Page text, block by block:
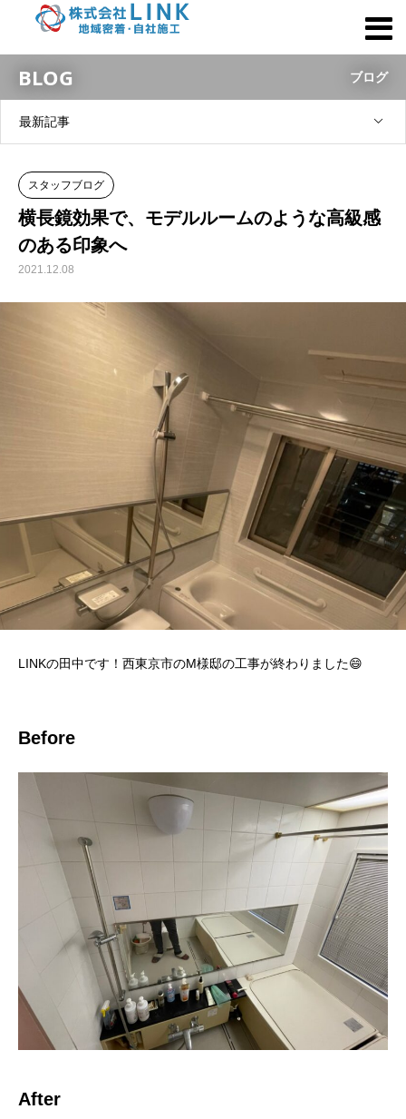
BLOG ブログ
最新記事
スタッフブログ
横長鏡効果で、モデルルームのような高級感
のある印象へ
2021.12.08
LINKの田中です！西東京市のM様邸の工事が終わりました😄
Before
After